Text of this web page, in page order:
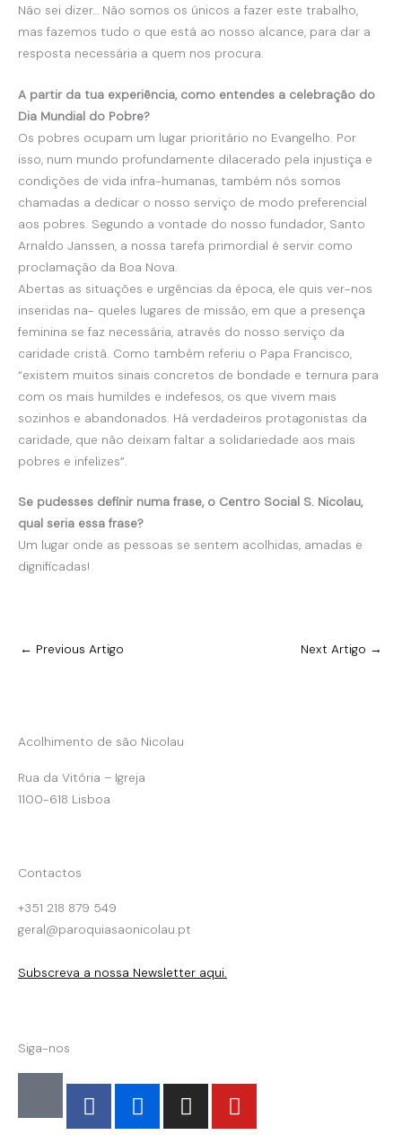
Não sei dizer… Não somos os únicos a fazer este trabalho,
mas fazemos tudo o que está ao nosso alcance, para dar a
resposta necessária a quem nos procura.
A partir da tua experiência, como entendes a celebração do
Dia Mundial do Pobre?
Os pobres ocupam um lugar prioritário no Evangelho. Por
isso, num mundo profundamente dilacerado pela injustiça e
condições de vida infra-humanas, também nós somos
chamadas a dedicar o nosso serviço de modo preferencial
aos pobres. Segundo a vontade do nosso fundador, Santo
Arnaldo Janssen, a nossa tarefa primordial é servir como
proclamação da Boa Nova.
Abertas as situações e urgências da época, ele quis ver-nos
inseridas na- queles lugares de missão, em que a presença
feminina se faz necessária, através do nosso serviço da
caridade cristã. Como também referiu o Papa Francisco,
“existem muitos sinais concretos de bondade e ternura para
com os mais humildes e indefesos, os que vivem mais
sozinhos e abandonados. Há verdadeiros protagonistas da
caridade, que não deixam faltar a solidariedade aos mais
pobres e infelizes”.
Se pudesses definir numa frase, o Centro Social S. Nicolau,
qual seria essa frase?
Um lugar onde as pessoas se sentem acolhidas, amadas e
dignificadas!
← Previous Artigo Next Artigo →
Acolhimento de são Nicolau
Rua da Vitória – Igreja
1100-618 Lisboa
Contactos
+351 218 879 549
geral@paroquiasaonicolau.pt
Subscreva a nossa Newsletter aqui.
Siga-nos
F
a
c
F
l
i
I
n
s
Y
o
u